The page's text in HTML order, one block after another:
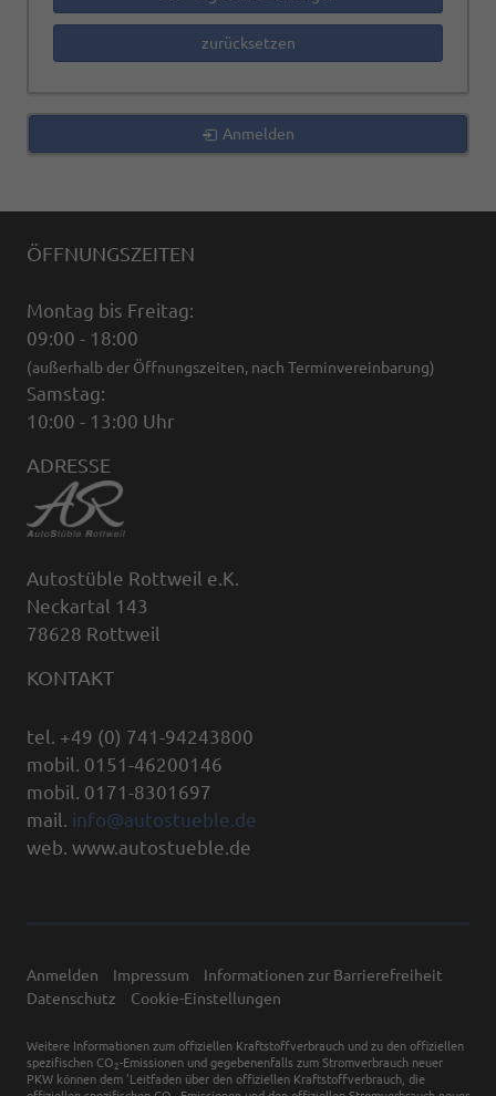
zurücksetzen
Anmelden
ÖFFNUNGSZEITEN
Montag bis Freitag:
09:00 - 18:00
(außerhalb der Öffnungszeiten, nach Terminvereinbarung)
Samstag:
10:00 - 13:00 Uhr
ADRESSE
Autostüble Rottweil e.K.
Neckartal 143
78628 Rottweil
KONTAKT
tel. +49 (0) 741-94243800
mobil. 0151-46200146
mobil. 0171-8301697
mail. info@autostueble.de
web. www.autostueble.de
Anmelden Impressum
Informationen zur Barrierefreiheit
Datenschutz
Cookie-Einstellungen
Weitere Informationen zum offiziellen Kraftstoffverbrauch und zu den offiziellen
spezifischen CO 2-Emissionen und gegebenenfalls zum Stromverbrauch neuer
PKW können dem 'Leitfaden über den offiziellen Kraftstoffverbrauch, die